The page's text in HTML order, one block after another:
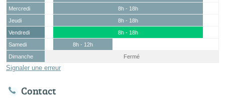
Mercredi
8h - 18h
Jeudi
8h - 18h
Vendredi
8h - 18h
Samedi
8h - 12h
Dimanche
Fermé
Signaler une erreur
Contact